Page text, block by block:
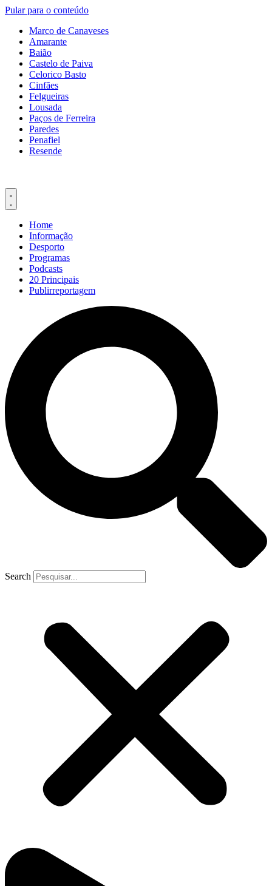
Pular para o conteúdo
Marco de Canaveses
Amarante
Baião
Castelo de Paiva
Celorico Basto
Cinfães
Felgueiras
Lousada
Paços de Ferreira
Paredes
Penafiel
Resende
Home
Informação
Desporto
Programas
Podcasts
20 Principais
Publirreportagem
Search